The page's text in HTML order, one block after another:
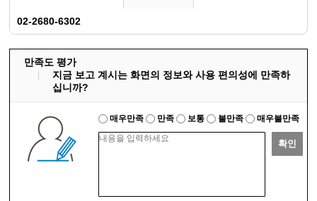
02-2680-6302
만족도 평가
지금 보고 계시는 화면의 정보와 사용 편의성에 만족하
십니까?
매우만족 만족 보통 불만족 매우불만족
확인